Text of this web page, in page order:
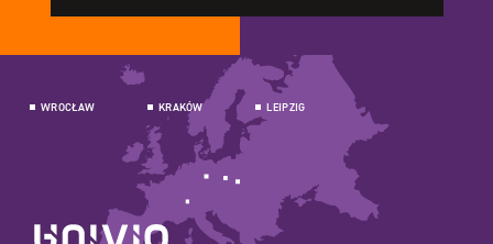
WROCŁAW KRAKÓW LEIPZIG